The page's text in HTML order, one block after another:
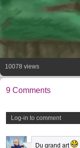
10078 views
9 Comments
Log-in to comment
Du grand art